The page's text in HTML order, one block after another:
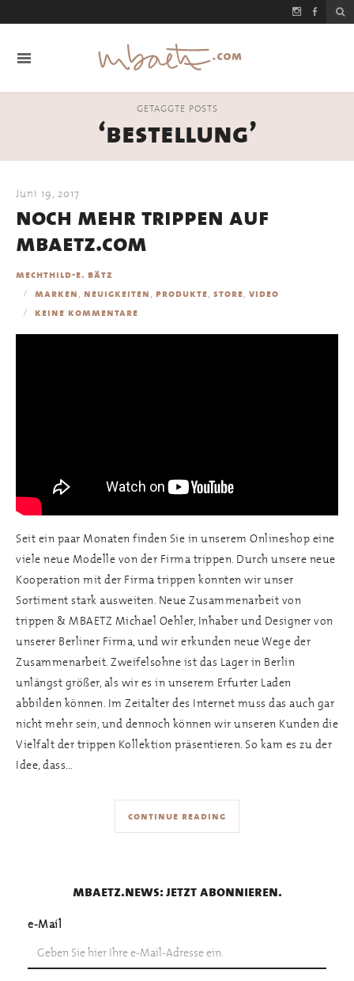
GETAGGTE POSTS
‘bestellung’
Juni 19, 2017
noch mehr trippen auf
mbaetz.com
mechthild-e. bätz
marken, neuigkeiten, produkte, store, video
keine kommentare
Seit ein paar Monaten finden Sie in unserem Onlineshop eine
viele neue Modelle von der Firma trippen. Durch unsere neue
Kooperation mit der Firma trippen konnten wir unser
Sortiment stark ausweiten. Neue Zusammenarbeit von
trippen & MBAETZ Michael Oehler, Inhaber und Designer von
unserer Berliner Firma, und wir erkunden neue Wege der
Zusammenarbeit. Zweifelsohne ist das Lager in Berlin
unlängst größer, als wir es in unserem Erfurter Laden
abbilden können. Im Zeitalter des Internet muss das auch gar
nicht mehr sein, und dennoch können wir unseren Kunden die
Vielfalt der trippen Kollektion präsentieren. So kam es zu der
Idee, dass…
continue reading
mbaetz.news: jetzt abonnieren.
e-Mail